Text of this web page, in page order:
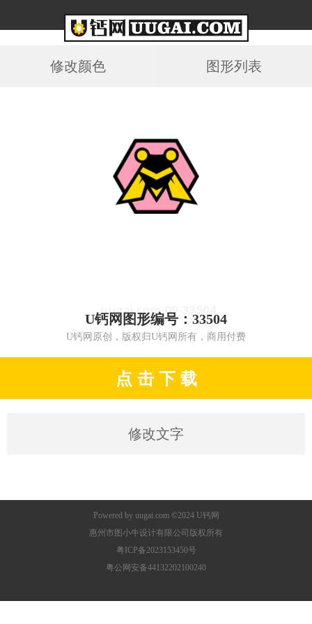
修改颜色 图形列表
U钙网图形编号：33504
U钙网原创，版权归U钙网所有，商用付费
点 击 下 载
修改文字
Powered by uugai.com©2024 U钙网
惠州市图小牛设计有限公司版权所有
粤ICP备2023153450号
粤公网安备44132202100240